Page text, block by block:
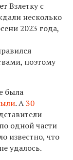
Взлетку с
несколько
2023 года,
поэтому
была
. А30
одной части
известно, что
удалось.